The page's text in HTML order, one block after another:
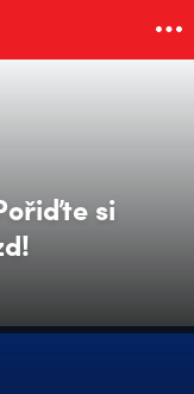
si